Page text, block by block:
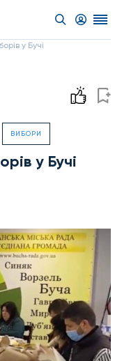
у Бучі
ВИБОРИ
у Бучі